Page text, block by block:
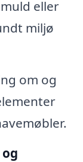
eller
miljø
om og